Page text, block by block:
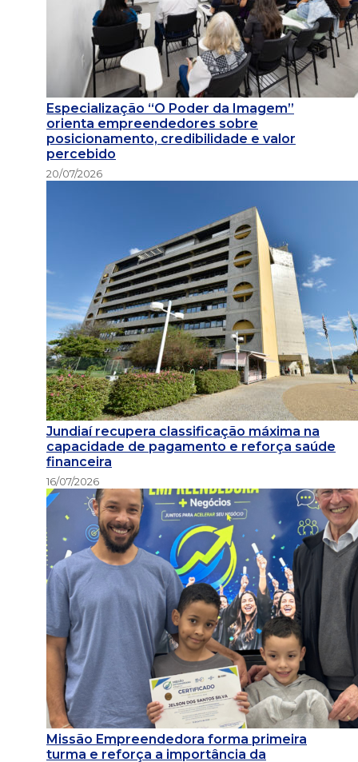
Especialização “O Poder da Imagem”
orienta empreendedores sobre
posicionamento, credibilidade e valor
percebido
20/07/2026
Jundiaí recupera classificação máxima na
capacidade de pagamento e reforça saúde
financeira
16/07/2026
Missão Empreendedora forma primeira
turma e reforça a importância da